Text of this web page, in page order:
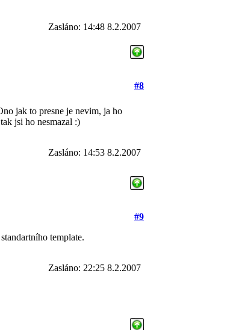
Zasláno: 14:48 8.2.2007
#8
jak to presne je nevim, ja ho
jsi ho nesmazal :)
Zasláno: 14:53 8.2.2007
#9
template.
Zasláno: 22:25 8.2.2007